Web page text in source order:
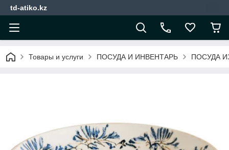
td-atiko.kz
Товары и услуги ПОСУДА И ИНВЕНТАРЬ ПОСУДА